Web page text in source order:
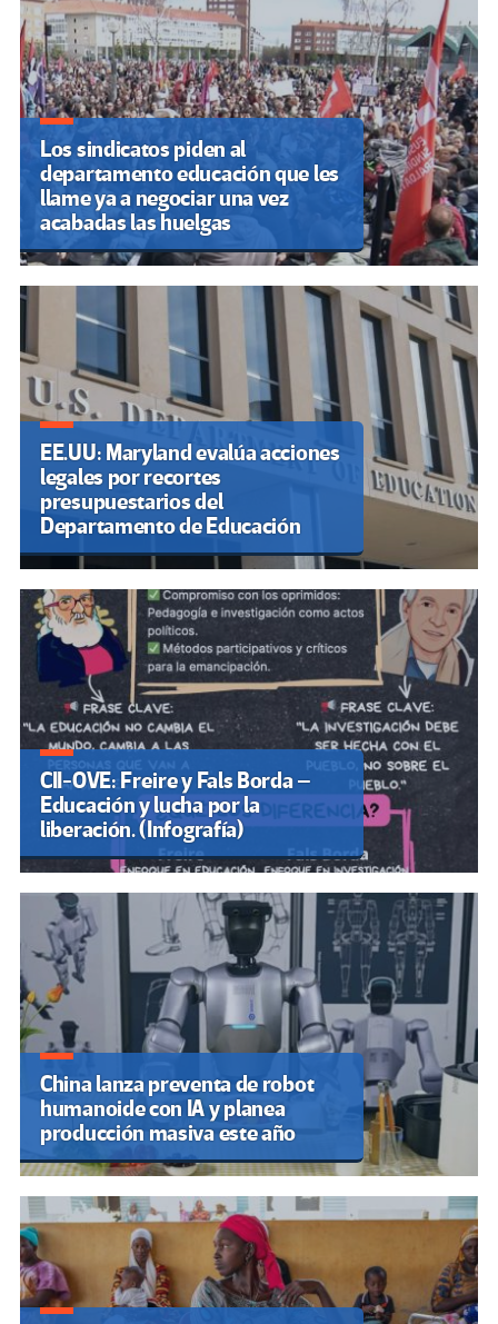
entradas
Los sindicatos piden al
departamento educación que les
llame ya a negociar una vez
acabadas las huelgas
EE.UU: Maryland evalúa acciones
legales por recortes
presupuestarios del
Departamento de Educación
CII-OVE: Freire y Fals Borda –
Educación y lucha por la
liberación. (Infografía)
China lanza preventa de robot
humanoide con IA y planea
producción masiva este año